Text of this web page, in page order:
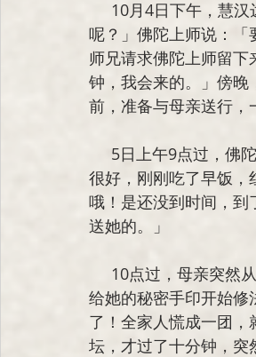
呢？」佛陀上师说：「
师兄请求佛陀上师留
钟，我会来的。」傍
前，准备与母亲送行，
很好，刚刚吃了早饭，
哦！是还没到时间，到
送她的。」
给她的秘密手印开始
了！全家人慌成一团
坛，才过了十分钟，